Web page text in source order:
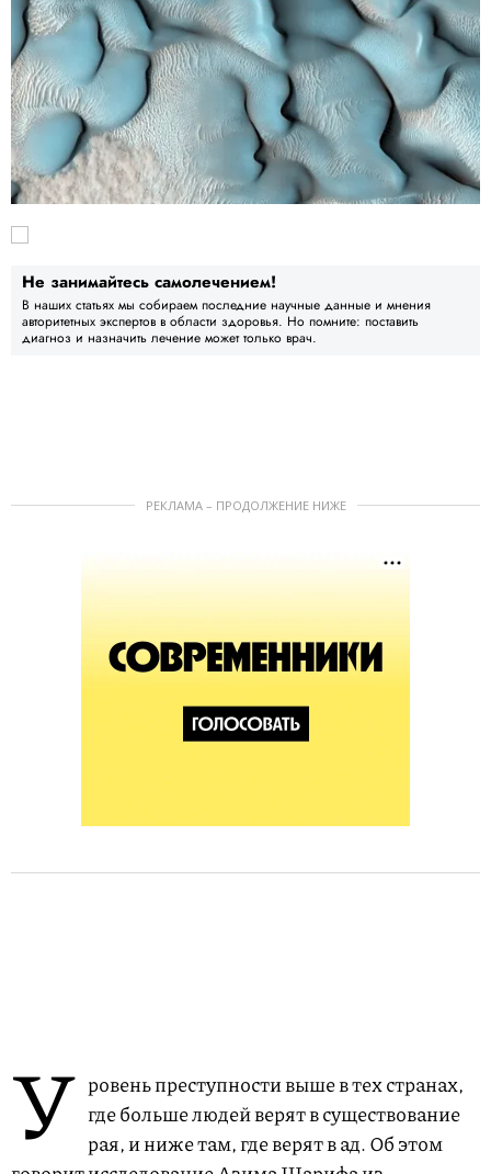
Не занимайтесь самолечением!
В наших статьях мы собираем последние научные данные и мнения
авторитетных экспертов в области здоровья. Но помните: поставить
диагноз и назначить лечение может только врач.
РЕКЛАМА – ПРОДОЛЖЕНИЕ НИЖЕ
У ровень преступности выше в тех странах,
где больше людей верят в существование
рая, и ниже там, где верят в ад. Об этом